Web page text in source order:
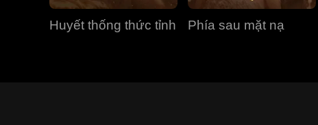
Huyết thống thức tỉnh Phía sau mặt nạ